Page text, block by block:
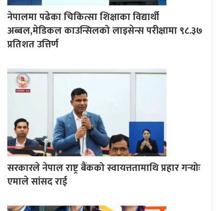
नेपालमा पढेका चिकित्सा शिक्षाका विद्यार्थी
अब्बल,मेडिकल काउन्सिलको लाइसेन्स परीक्षामा ९८.३७
प्रतिशत उत्तिर्ण
सरकारले नेपाल राष्ट्र बैंकको स्वायत्ततामाथि प्रहार गर्‍योः
एमाले सांसद राई